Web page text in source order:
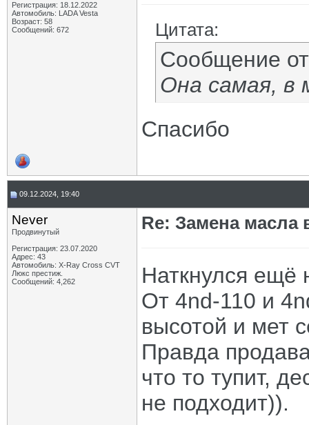
Регистрация: 18.12.2022
Автомобиль: LADA Vesta
Возраст: 58
Сообщений: 672
Цитата:
Сообщение
Она самая, в
Спасибо
09.12.2024, 19:40
Never
Продвинутый
Регистрация: 23.07.2020
Адрес: 43
Автомобиль: X-Ray Cross CVT
Люкс престиж.
Сообщений: 4,262
Re: Замена масла
Наткнулся ещё
От 4nd-110 и
высотой и мет
Правда
что то тупит,
не подходит)).